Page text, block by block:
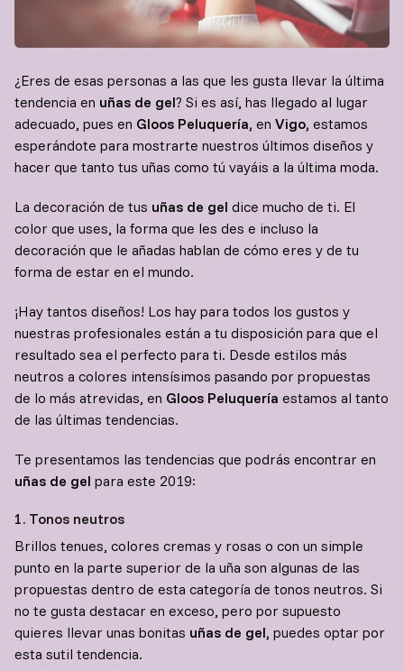
¿Eres de esas personas a las que les gusta llevar la última
tendencia en uñas de gel? Si es así, has llegado al lugar
adecuado, pues en Gloos Peluquería, en Vigo, estamos
esperándote para mostrarte nuestros últimos diseños y
hacer que tanto tus uñas como tú vayáis a la última moda.
La decoración de tus uñas de gel dice mucho de ti. El
color que uses, la forma que les des e incluso la
decoración que le añadas hablan de cómo eres y de tu
forma de estar en el mundo.
¡Hay tantos diseños! Los hay para todos los gustos y
nuestras profesionales están a tu disposición para que el
resultado sea el perfecto para ti. Desde estilos más
neutros a colores intensísimos pasando por propuestas
de lo más atrevidas, en Gloos Peluquería estamos al tanto
de las últimas tendencias.
Te presentamos las tendencias que podrás encontrar en
uñas de gel para este 2019:
1. Tonos neutros
Brillos tenues, colores cremas y rosas o con un simple
punto en la parte superior de la uña son algunas de las
propuestas dentro de esta categoría de tonos neutros. Si
no te gusta destacar en exceso, pero por supuesto
quieres llevar unas bonitas uñas de gel, puedes optar por
esta sutil tendencia.